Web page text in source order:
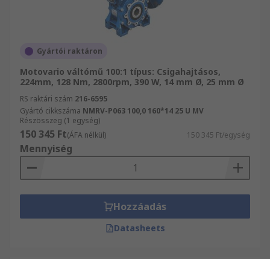
Gyártói raktáron
Motovario váltómű 100:1 típus: Csigahajtásos,
224mm, 128 Nm, 2800rpm, 390 W, 14 mm Ø, 25 mm Ø
RS raktári szám 216-6595
Gyártó cikkszáma NMRV-P063 100,0 160*14 25 U MV
Részösszeg (1 egység)
150 345 Ft(ÁFA nélkül) 150 345 Ft/egység
Mennyiség
Hozzáadás
Datasheets